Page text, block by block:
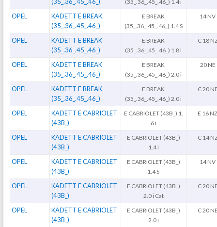
(35_.36_.45_.46_) 1.4 i
OPEL
KADETT E BREAK
(35_.36_.45_.46_)
E BREAK
(35_.36_.45_.46_) 1.4 S
14 NV
OPEL
KADETT E BREAK
(35_.36_.45_.46_)
E BREAK
(35_.36_.45_.46_) 1.8 i
C 18
OPEL
KADETT E BREAK
(35_.36_.45_.46_)
E BREAK
(35_.36_.45_.46_) 2.0 i
20 NE
OPEL
KADETT E BREAK
(35_.36_.45_.46_)
E BREAK
(35_.36_.45_.46_) 2.0 i
C 20
OPEL
KADETT E CABRIOLET
(43B_)
E CABRIOLET (43B_) 1.
6 i
E 16
OPEL
KADETT E CABRIOLET
(43B_)
E CABRIOLET (43B_)
1.4 i
C 14
OPEL
KADETT E CABRIOLET
(43B_)
E CABRIOLET (43B_)
1.4 S
14 NV
OPEL
KADETT E CABRIOLET
(43B_)
E CABRIOLET (43B_)
2.0 i Cat
C 20
OPEL
KADETT E CABRIOLET
(43B_)
E CABRIOLET (43B_)
2.0 i
C 20